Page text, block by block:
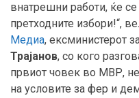
внатрешни работи, ќе
претходните избори!“,
Медиа, ексминистерот
Трајанов, со кого
првиот човек во МВР,
на условите за фер и